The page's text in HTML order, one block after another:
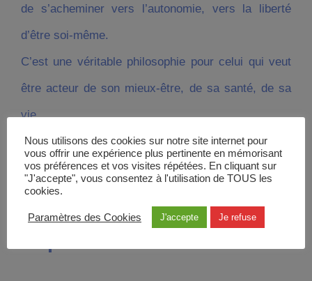
de s’acheminer vers l’autonomie, vers la liberté
d’être soi-même.
C’est une véritable philosophie pour celui qui veut
être acteur de son mieux-être, de sa santé, de sa
vie.
« La sophrologie est une
(Alphonso Caycedo)
Nous utilisons des cookies sur notre site internet pour
vous offrir une expérience plus pertinente en mémorisant
vos préférences et vos visites répétées. En cliquant sur
"J'accepte", vous consentez à l'utilisation de TOUS les
cookies.
Paramètres des Cookies J'accepte Je refuse